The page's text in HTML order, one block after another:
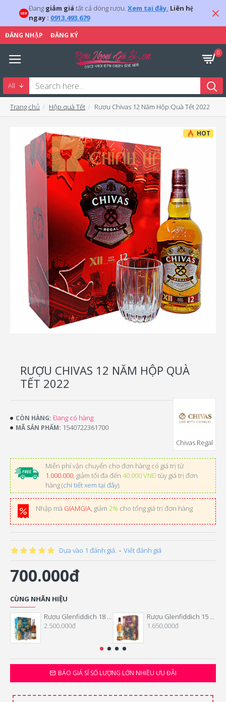
Đang giảm giá tất cả dòng rượu. Xem tại đây. Liên hệ
ngay : 0913.493.679
ĐĂNG NHẬP ĐĂNG KÝ
0
All
Trang chủ Hộp quà Tết Rượu Chivas 12 Năm Hộp Quà Tết 2022
HOT
RƯỢU CHIVAS 12 NĂM HỘP QUÀ
TẾT 2022
Miễn phí vận chuyển cho đơn hàng có giá trị từ
1.000.000, giảm tối đa đến 40.000 VNĐtùy giá trị đơn
hàng (chi tiết xem tại đây).
Nhập mã GIAMGIA, giảm 2% cho tổng giá trị đơn hàng
CÒN HÀNG: Đang có hàng
MÃ SẢN PHẨM: 1540722361700
Chivas Regal
Dựa vào 1 đánh giá. - Viết đánh giá
700.000đ
BÁO GIÁ SỈ SỐ LƯỢNG LỚN NHIỀU ƯU ĐÃI
CÙNG NHÃN HIỆU
Rượu Glenfiddich 18 Năm Hộp Quà Tết 2026
2.500.000đ
Rượu Glenfiddich 15 Năm Hộp Quà Tết 2026
1.650.000đ